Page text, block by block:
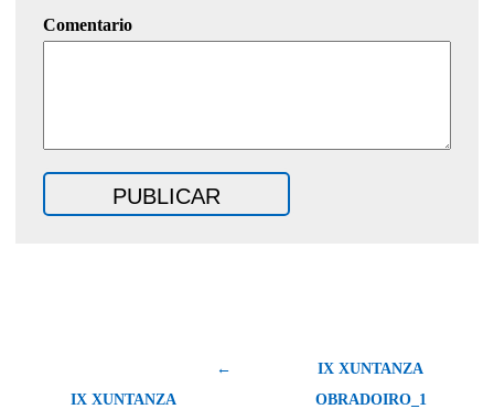
Comentario
←
IX XUNTANZA
IX XUNTANZA
OBRADOIRO_1